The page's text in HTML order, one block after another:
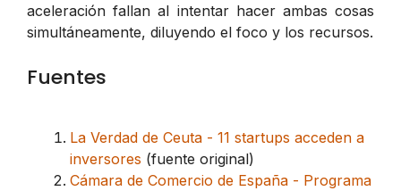
aceleración fallan al intentar hacer ambas cosas
simultáneamente, diluyendo el foco y los recursos.
Fuentes
La Verdad de Ceuta - 11 startups acceden a
inversores (fuente original)
Cámara de Comercio de España - Programa